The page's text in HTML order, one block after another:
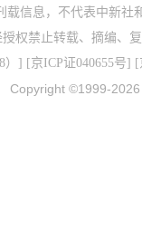
载信息，不代表中新社
授权禁止转载、摘编、
] [京ICP证040655号] [
Copyright ©1999-